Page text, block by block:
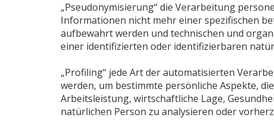
„Pseudonymisierung“ die Verarbeitung
Informationen nicht mehr einer spezifischen
aufbewahrt werden und technischen und
einer identifizierten oder identifizierbaren
„Profiling“ jede Art der automatisierten
werden, um bestimmte persönliche Aspekte,
Arbeitsleistung, wirtschaftliche Lage,
natürlichen Person zu analysieren oder